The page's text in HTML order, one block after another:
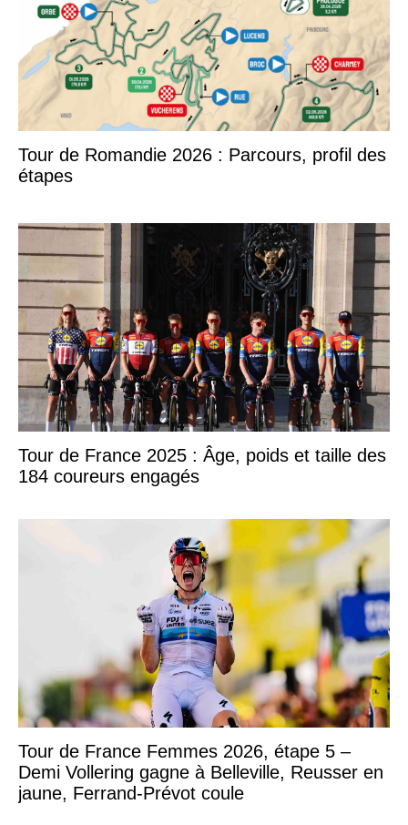
Tour de Romandie 2026 : Parcours, profil des
étapes
Tour de France 2025 : Âge, poids et taille des
184 coureurs engagés
Tour de France Femmes 2026, étape 5 –
Demi Vollering gagne à Belleville, Reusser en
jaune, Ferrand-Prévot coule